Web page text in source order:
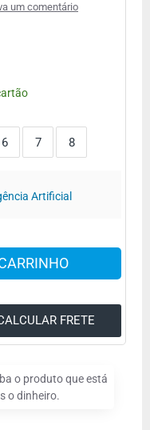
Artificial
um comentário
6 7 8
o produto que está
o dinheiro.